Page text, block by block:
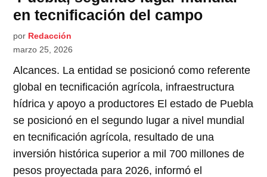
en tecnificación del campo
por Redacción
marzo 25, 2026
Alcances. La entidad se posicionó como referente
global en tecnificación agrícola, infraestructura
hídrica y apoyo a productores El estado de Puebla
se posicionó en el segundo lugar a nivel mundial
en tecnificación agrícola, resultado de una
inversión histórica superior a mil 700 millones de
pesos proyectada para 2026, informó el